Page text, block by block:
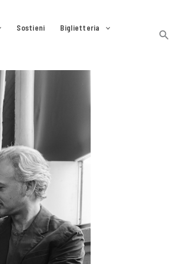
Sostieni
Biglietteria
Cerca